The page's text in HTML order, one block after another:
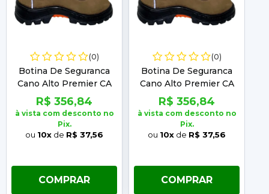
(0)
Botina De Seguranca
Cano Alto Premier CA
41370 Marluvas N° 36
R$ 356,84
à vista com desconto no
Pix.
ou 10x de R$ 37,56
COMPRAR
(0)
Botina De Seguranca
Cano Alto Premier CA
41370 Marluvas N° 37
R$ 356,84
à vista com desconto no
Pix.
ou 10x de R$ 37,56
COMPRAR